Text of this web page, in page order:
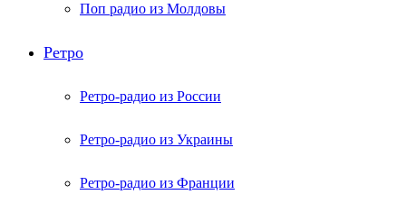
Поп радио из Молдовы
Ретро
Ретро-радио из России
Ретро-радио из Украины
Ретро-радио из Франции